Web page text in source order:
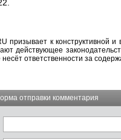
призывает к конструктивной
действующее
ответственности за
отправки комментария